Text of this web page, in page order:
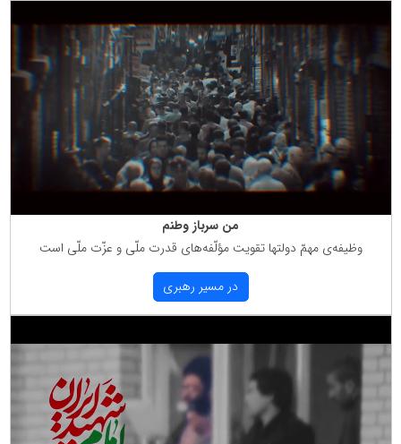
من سرباز وطنم
وظیفه‌ی مهمّ دولتها تقویت مؤلّفه‌های قدرت ملّی و عزّت ملّی است
در مسیر رهبری